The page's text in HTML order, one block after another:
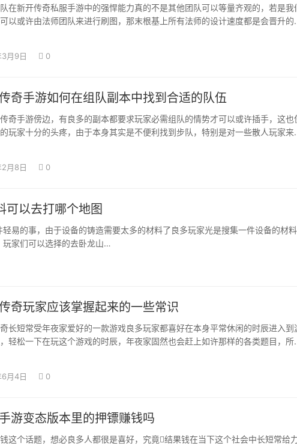
在新开传奇私服手游中的强悍能力真的不是其他团队可以等量齐观的，若是我
以或许由法师团队来进行刷图，那末根基上所有法师的设计速度都是会晋升的
月9日 0
奇手游如何在组队副本中找到合适的队伍
奇手游傍边，有良多的副本都要求玩家必需组队的情势才可以或许插手，这也
玩家十分的头疼，由于本身其实是不便利找到步队，特别是对一些散人玩家来
月8日 0
可以去打哪个地图
易的事，由于设备的铸造需要太多的材料了良多玩家光是搜集一件设备的材
家们可以选择的去卧龙山…
奇玩家应该掌握起来的一些常识
长短常受年夜家爱好的一款游戏良多玩家都喜好在本身平常休闲的时辰进入到
轻松一下在玩这个游戏的时辰，年夜家固然也会赶上如许那样的各类题目，所
月4日 0
游变态版本里的押镖赚钱吗
这个话题，想必良多人都很是喜好，究竟结果钱在当下这个社会中长短常给